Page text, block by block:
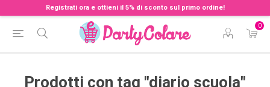
Registrati ora e ottieni il 5% di sconto sul primo ordine!
0
Prodotti con tag "diario scuola"